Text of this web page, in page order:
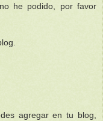
he podido, por favor
agregar en tu blog,